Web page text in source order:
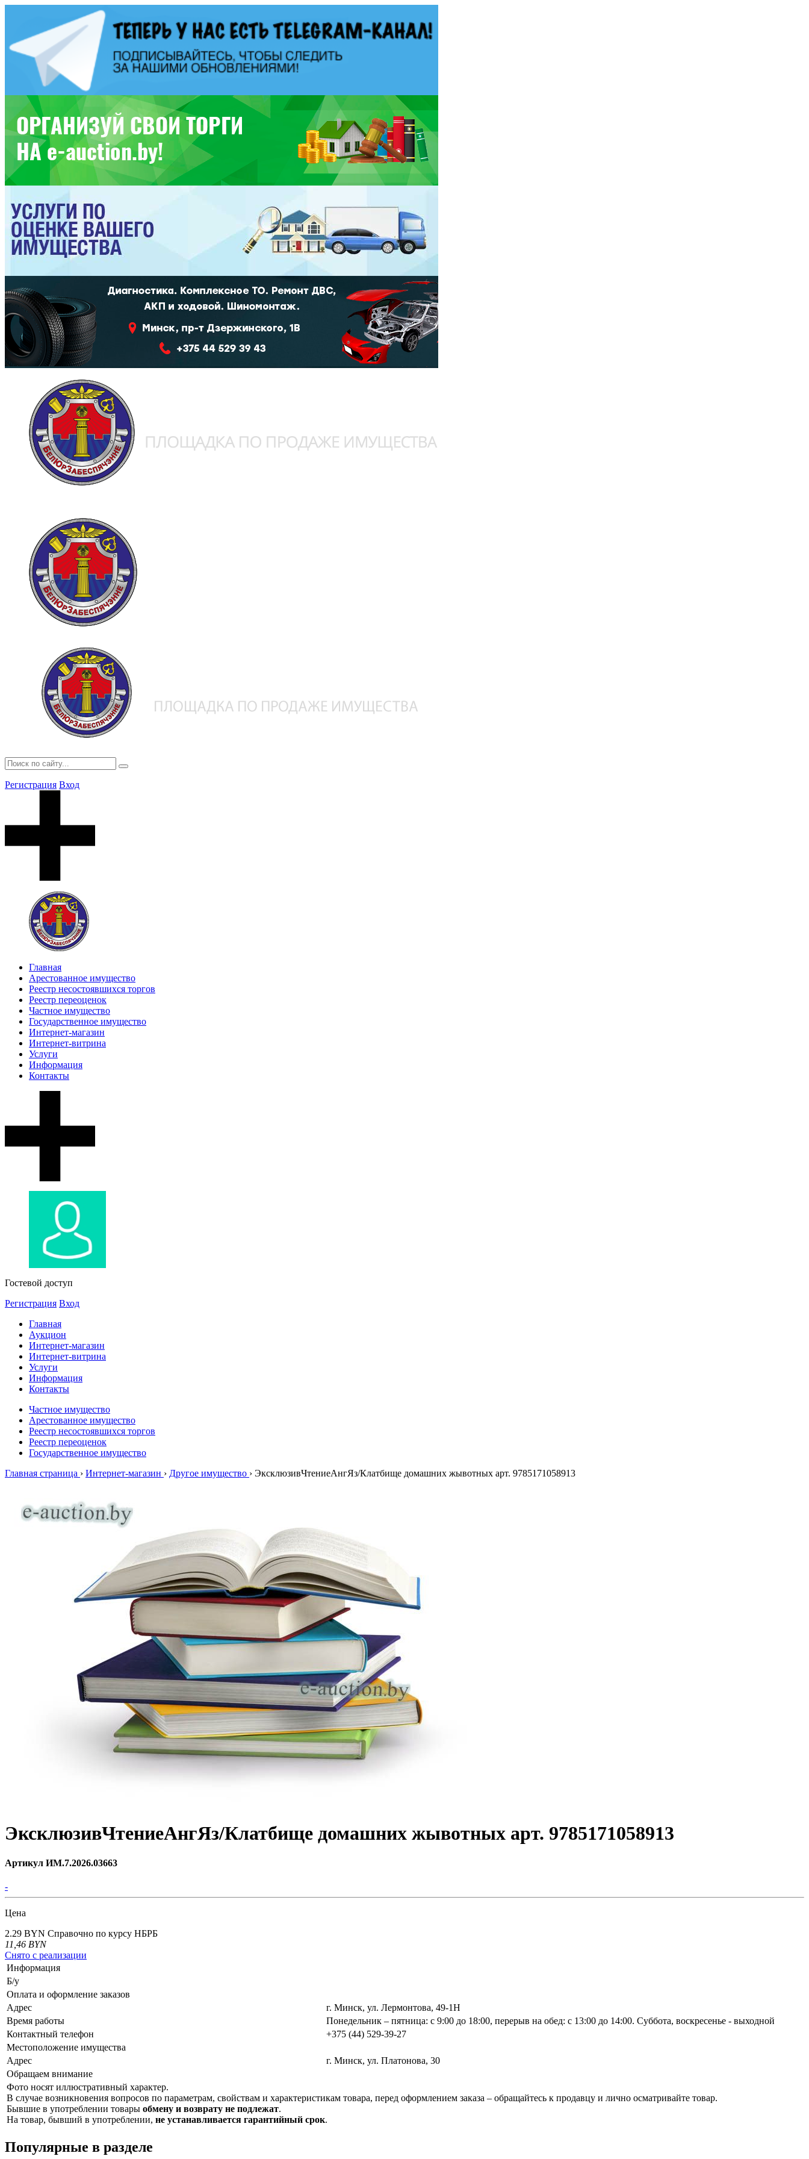
Регистрация Вход
Главная
Арестованное имущество
Реестр несостоявшихся торгов
Реестр переоценок
Частное имущество
Государственное имущество
Интернет-магазин
Интернет-витрина
Услуги
Информация
Контакты
Гостевой доступ
Регистрация Вход
Главная
Аукцион
Интернет-магазин
Интернет-витрина
Услуги
Информация
Контакты
Частное имущество
Арестованное имущество
Реестр несостоявшихся торгов
Реестр переоценок
Государственное имущество
Главная страница › Интернет-магазин › Другое имущество › ЭксклюзивЧтениеАнгЯз/Клатбище домашних жывотных арт. 9785171058913
ЭксклюзивЧтениеАнгЯз/Клатбище домашних жывотных арт. 9785171058913
Артикул ИМ.7.2026.03663
-
Цена
2.29 BYN Справочно по курсу НБРБ
11,46 BYN
Снято с реализации
Информация
Б/у
Оплата и оформление заказов
Адрес
г. Минск, ул. Лермонтова, 49-1Н
Время работы
Понедельник – пятница: с 9:00 до 18:00, перерыв на обед: с 13:00 до 14:00. Суббота, воскресенье - выходной
Контактный телефон
+375 (44) 529-39-27
Местоположение имущества
Адрес
г. Минск, ул. Платонова, 30
Обращаем внимание
Фото носят иллюстративный характер.
В случае возникновения вопросов по параметрам, свойствам и характеристикам товара, перед оформлением заказа – обращайтесь к продавцу и лично осматривайте товар.
Бывшие в употреблении товары обмену и возврату не подлежат.
На товар, бывший в употреблении, не устанавливается гарантийный срок.
Популярные в разделе